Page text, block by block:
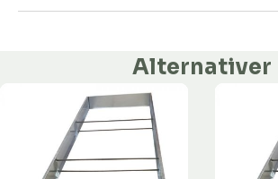
Alternativer